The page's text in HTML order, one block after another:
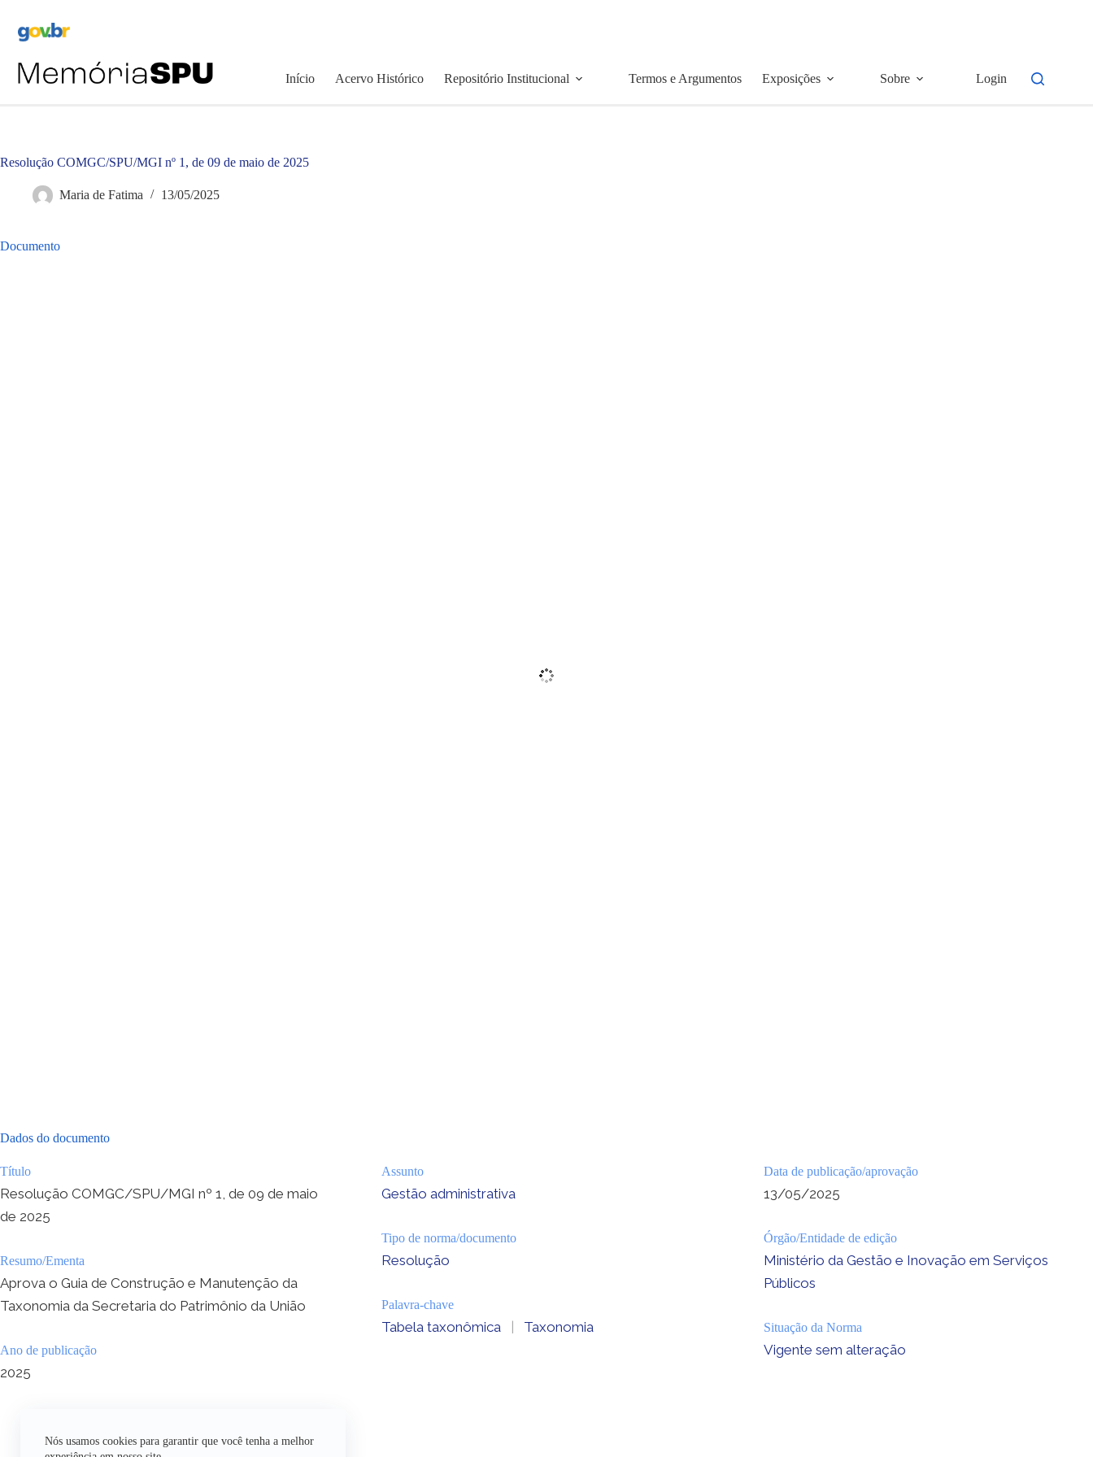
Nós usamos cookies para garantir que você tenha a melhor
Início Acervo Histórico Repositório Institucional Termos e Argumentos Exposições Sobre Login
Resolução COMGC/SPU/MGI nº 1, de 09 de maio de 2025
Maria de Fatima 13/05/2025
Documento
Dados do documento
Título
Resolução COMGC/SPU/MGI nº 1, de 09 de maio
de 2025
Resumo/Ementa
Aprova o Guia de Construção e Manutenção da
Taxonomia da Secretaria do Patrimônio da União
Ano de publicação
2025
Assunto
Gestão administrativa
Tipo de norma/documento
Resolução
Palavra-chave
Tabela taxonômica | Taxonomia
Data de publicação/aprovação
13/05/2025
Órgão/Entidade de edição
Ministério da Gestão e Inovação em Serviços
Públicos
Situação da Norma
Vigente sem alteração